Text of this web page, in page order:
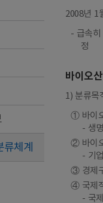
체계
2008년 1
- 급속히
정
바이오
1) 분류목
① 바이
생
② 바이
기
③ 경제
④ 국제
국